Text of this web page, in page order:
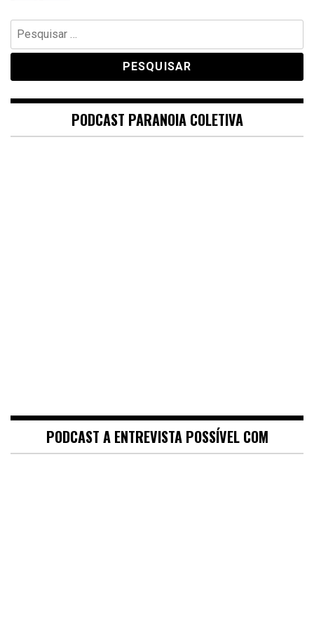
Pesquisar
por:
PODCAST PARANOIA COLETIVA
PODCAST A ENTREVISTA POSSÍVEL COM